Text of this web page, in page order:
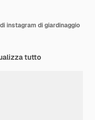
instagram di giardinaggio
tutto